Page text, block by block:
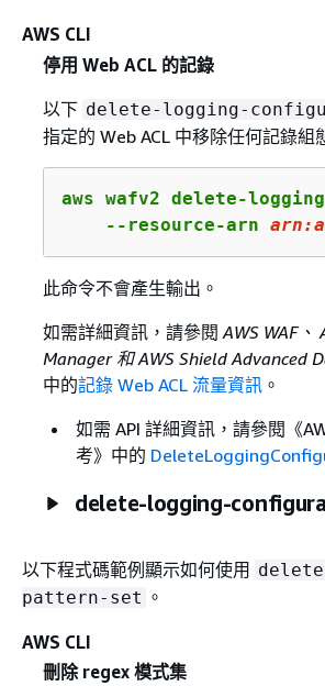
AWS CLI
停用 Web ACL 的記錄
以下 delete-logging-
指定的 Web ACL 中移除任何記錄組
aws wafv2 delete-
    --resource-arn
arn
此命令不會產生輸出。
如需詳細資訊，請參閱 AWS WAF、
Manager 和 AWS Shield Advanced
中的記錄 Web ACL 流量資訊。
如需 API 詳細資訊，請參閱《
考》 中的
delete-logging-
以下程式碼範例顯示如何使用
pattern-set 。
AWS CLI
刪除 regex 模式集